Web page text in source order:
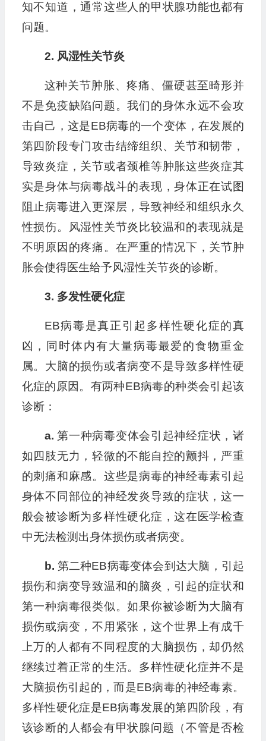
知不知道，通常这些人的甲状腺功能也都有
问题。
2. 风湿性关节炎
这种关节肿胀、疼痛、僵硬甚至畸形并
不是免疫缺陷问题。我们的身体永远不会攻
击自己，这是EB病毒的一个变体，在发展的
第四阶段专门攻击结缔组织、关节和韧带，
导致炎症，关节或者颈椎等肿胀这些炎症其
实是身体与病毒战斗的表现，身体正在试图
阻止病毒进入更深层，导致神经和组织永久
性损伤。风湿性关节炎比较温和的表现就是
不明原因的疼痛。在严重的情况下，关节肿
胀会使得医生给予风湿性关节炎的诊断。
3. 多发性硬化症
EB病毒是真正引起多样性硬化症的真
凶，同时体内有大量病毒最爱的食物重金
属。大脑的损伤或者病变不是导致多样性硬
化症的原因。有两种EB病毒的种类会引起该
诊断：
a. 第一种病毒变体会引起神经症状，诸
如四肢无力，轻微的不能自控的颤抖，严重
的刺痛和麻感。这些是病毒的神经毒素引起
身体不同部位的神经发炎导致的症状，这一
般会被诊断为多样性硬化症，这在医学检查
中无法检测出身体损伤或者病变。
b. 第二种EB病毒变体会到达大脑，引起
损伤和病变导致温和的脑炎，引起的症状和
第一种病毒很类似。如果你被诊断为大脑有
损伤或病变，不用紧张，这个世界上有成千
上万的人都有不同程度的大脑损伤，却仍然
继续过着正常的生活。多样性硬化症并不是
大脑损伤引起的，而是EB病毒的神经毒素。
多样性硬化症是EB病毒发展的第四阶段，有
该诊断的人都会有甲状腺问题（不管是否检